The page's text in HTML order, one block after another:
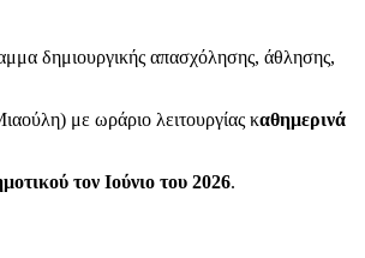
δημιουργικής απασχόλησης, άθλησης,
με ωράριο λειτουργίας καθημερινά
τον Ιούνιο του 2026.